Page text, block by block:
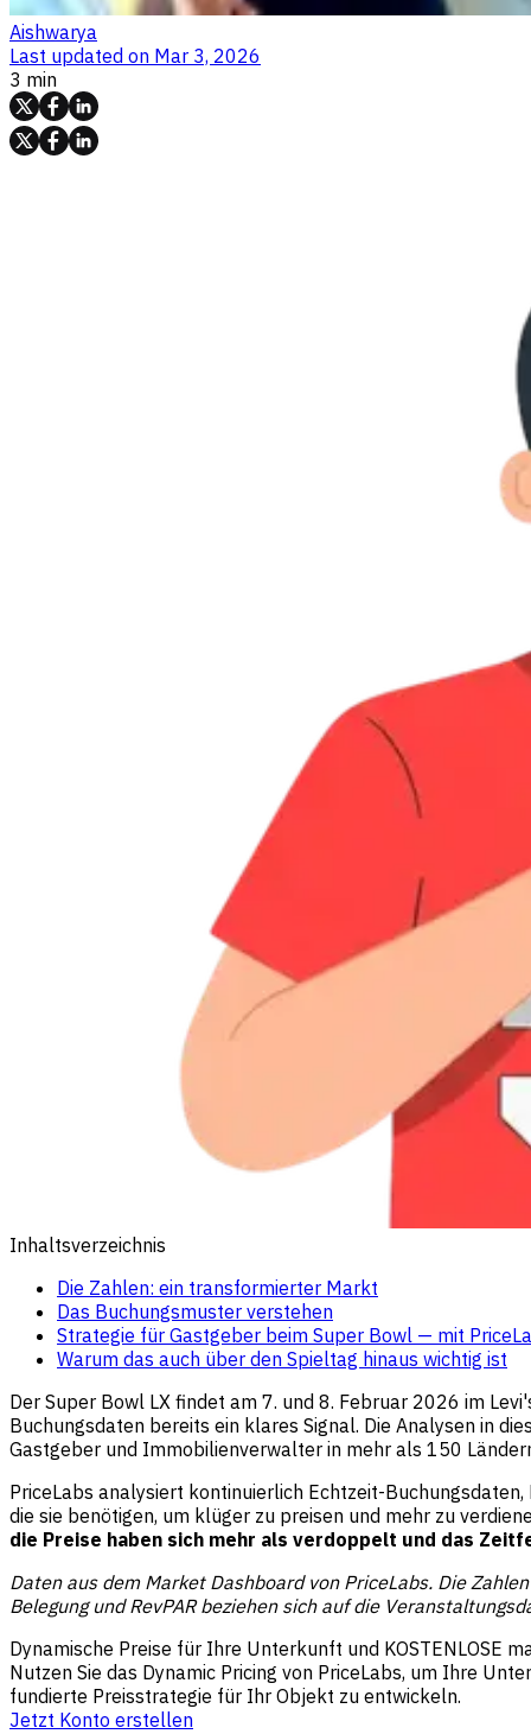
Aishwarya
Last updated on Mar 3, 2026
3 min
Inhaltsverzeichnis
Die Zahlen: ein transformierter Markt
Das Buchungsmuster verstehen
Strategie für Gastgeber beim Super Bowl — mit
Warum das auch über den Spieltag hinaus wichtig ist
Der Super Bowl LX findet am 7. und 8. Februar 2026 im
Buchungsdaten bereits ein klares Signal. Die Analysen in
Gastgeber und Immobilienverwalter in mehr als 150
PriceLabs analysiert kontinuierlich Echtzeit-
die sie benötigen, um klüger zu preisen und mehr zu
die Preise haben sich mehr als verdoppelt und das
Daten aus dem Market Dashboard von PriceLabs. Die
Belegung und RevPAR beziehen sich auf die
Dynamische Preise für Ihre Unterkunft und KOSTENLOSE
Nutzen Sie das Dynamic Pricing von PriceLabs, um Ihre
fundierte Preisstrategie für Ihr Objekt zu entwickeln.
Jetzt Konto erstellen